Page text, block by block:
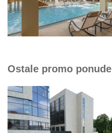
Ostale promo ponude